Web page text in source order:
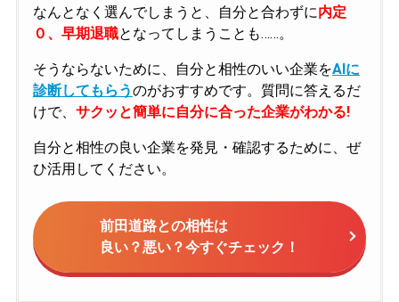
なんとなく選んでしまうと、自分と合わずに内定
０、早期退職となってしまうことも……。
そうならないために、自分と相性のいい企業をAIに
診断してもらうのがおすすめです。質問に答えるだ
けで、 サクッと簡単に自分に合った企業がわかる!
自分と相性の良い企業を発見・確認するために、ぜ
ひ活用してください。
前田道路との相性は
良い？悪い？今すぐチェック！